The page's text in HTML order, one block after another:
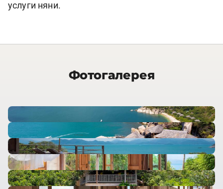
услуги няни.
Фотогалерея